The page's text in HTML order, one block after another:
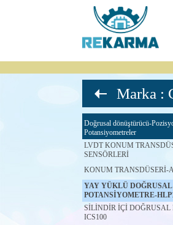
Marka :
Doğrusal dönüştürücü-
Potansiyometreler
LVDT KONUM
SENSÖRLERİ
KONUM TRANSDÜSERİ-
YAY YÜKLÜ DOĞRUSAL
POTANSİYOMETRE-
SİLİNDİR İÇİ DOĞRUSAL
ICS100